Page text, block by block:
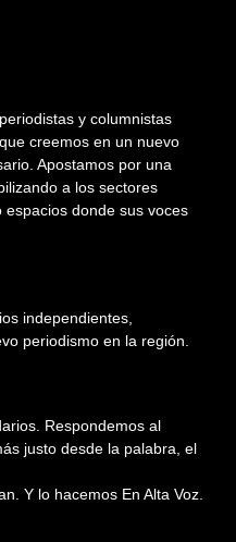
y columnistas
creemos en un nuevo
Apostamos por una
a los sectores
donde sus voces
independientes,
periodismo en la región.
Respondemos al
justo desde la palabra, el
Y lo hacemos En Alta Voz.